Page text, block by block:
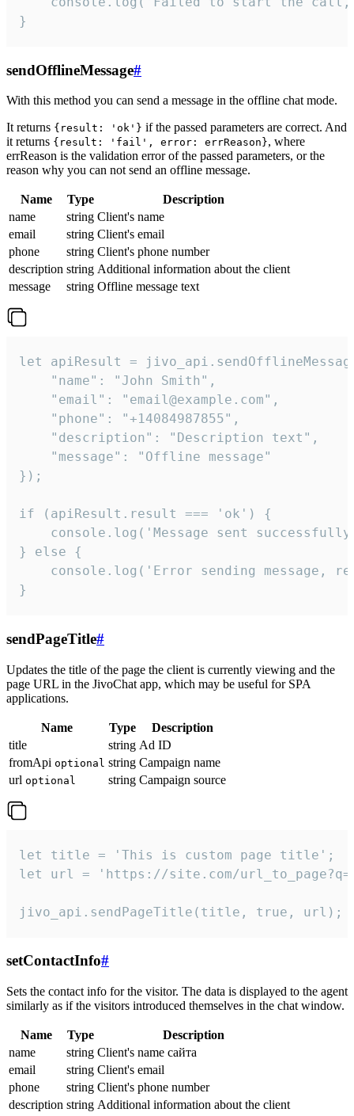
}
sendOfflineMessage#
With this method you can send a message in the offline chat mode.
It returns {result: 'ok'} if the passed parameters are correct. And
it returns {result: 'fail', error: errReason}, where
errReason is the validation error of the passed parameters, or the
reason why you can not send an offline message.
Name Type
Description
name
string Client's name
email
string Client's email
phone
string Client's phone number
description string Additional information about the client
message
string Offline message text
let apiResult =
    "name": "John Smith",
    "email": "email@example.com",
    "phone": "+14084987855",
    "description": "Description text",
    "message": "Offline message"
});
if (apiResult.result === 'ok') {
console.log('Message sent
} else {
console.log('Error sending message,
}
sendPageTitle#
Updates the title of the page the client is currently viewing and the
page URL in the JivoChat app, which may be useful for SPA
applications.
Name Type
Description
title
string Ad ID
fromApi optional string Campaign name
url optional string Campaign source
let title = 'This is custom page title';
let url = 'https://site.com/
jivo_api.sendPageTitle(title, true, url);
setContactInfo#
Sets the contact info for the visitor. The data is displayed to the agent
similarly as if the visitors introduced themselves in the chat window.
Name Type
Description
name
string Client's name сайта
email
string Client's email
phone
string Client's phone number
description string Additional information about the client